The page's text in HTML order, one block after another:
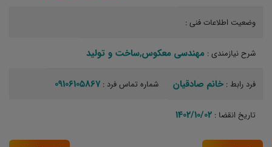
وضعیت اطلاعات فنی :
شرح نیازمندی : مهندسی معکوس,ساخت و تولید‏
فرد رابط : خانم صادقیان شماره تماس فرد : 09106105867
تاریخ انقضا : 1402/10/02